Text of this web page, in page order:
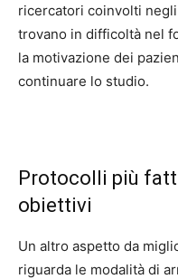
ricercatori coinvolti
trovano in difficoltà nel
la motivazione dei
continuare lo studio.
Protocolli più
obiettivi
Un altro aspetto da
riguarda le modalità di